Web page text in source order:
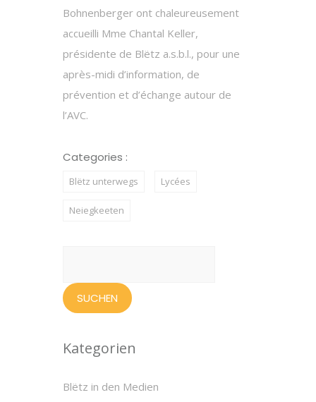
Bohnenberger ont chaleureusement
accueilli Mme Chantal Keller,
présidente de Blëtz a.s.b.l., pour une
après-midi d’information, de
prévention et d’échange autour de
l’AVC.
Categories :
Blëtz unterwegs Lycées
Neiegkeeten
Kategorien
Blëtz in den Medien